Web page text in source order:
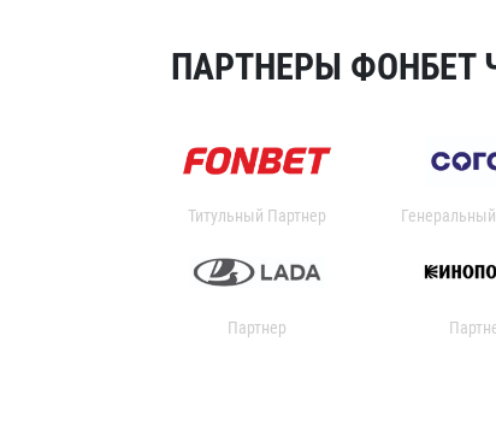
ПАРТНЕРЫ ФОНБЕТ
Титульный Партнер
Партнер